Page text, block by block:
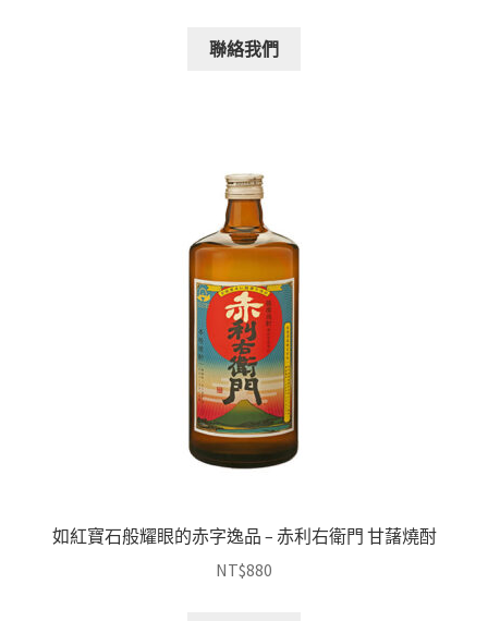
聯絡我們
如紅寶石般耀眼的赤字逸品 – 赤利右衛門 甘藷燒酎
NT$880